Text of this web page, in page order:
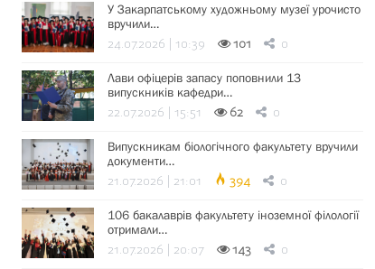
У Закарпатському художньому музеї урочисто
вручили…
24.07.2026 | 10:39 101 0
Лави офіцерів запасу поповнили 13
випускників кафедри…
22.07.2026 | 15:51 62 0
Випускникам біологічного факультету вручили
документи…
21.07.2026 | 21:01 394 0
106 бакалаврів факультету іноземної філології
отримали…
21.07.2026 | 20:07 143 0